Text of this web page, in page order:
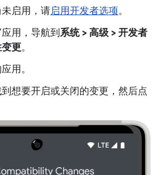
启用，请启用开发者选项。
用，导航到系统 > 高级 > 开发者
更。
用。
想要开启或关闭的变更，然后点